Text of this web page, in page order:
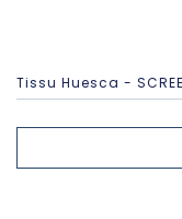
Tissu Huesca -